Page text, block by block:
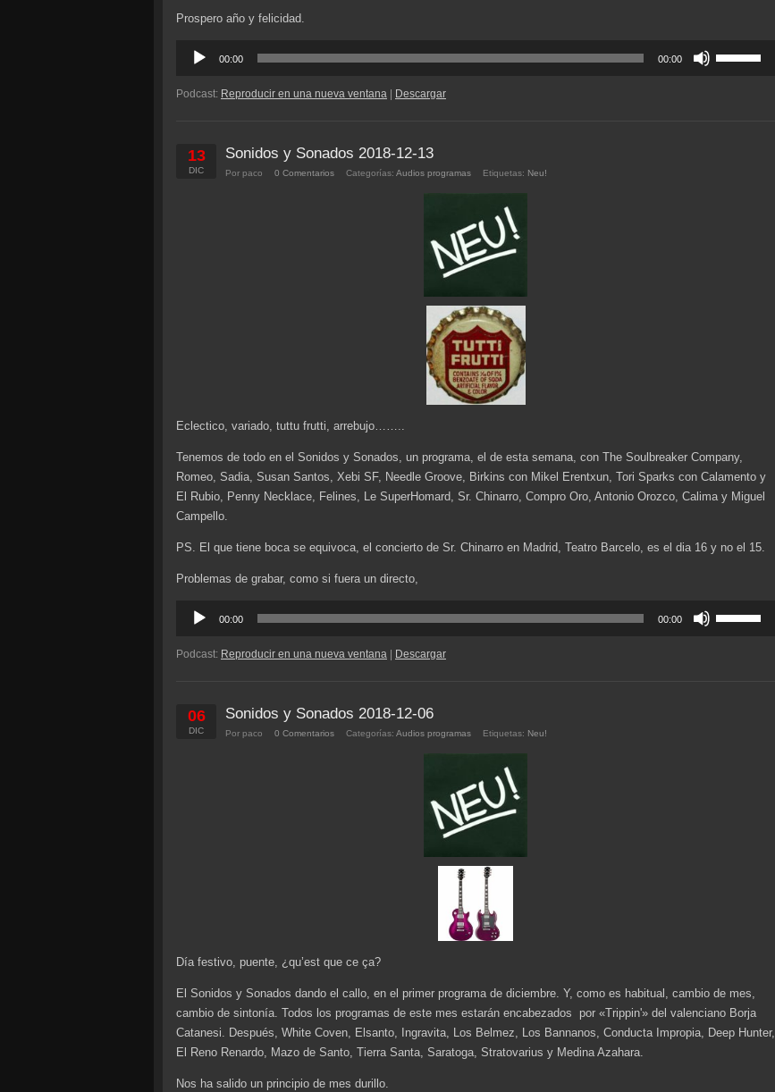
Prospero año y felicidad.
Reproductor
audio
00:00 00:00
Podcast: Reproducir en una nueva ventana | Descargar
13
DIC
Sonidos y Sonados 2018-12-13
Por paco 0 Comentarios Categorías: Audios programas Etiquetas: Neu!
Eclectico, variado, tuttu frutti, arrebujo……..
Tenemos de todo en el Sonidos y Sonados, un programa, el de esta semana, con The Soulbreaker Company,
Romeo, Sadia, Susan Santos, Xebi SF, Needle Groove, Birkins con Mikel Erentxun, Tori Sparks con Calamento y
El Rubio, Penny Necklace, Felines, Le SuperHomard, Sr. Chinarro, Compro Oro, Antonio Orozco, Calima y Miguel
Campello.
PS. El que tiene boca se equivoca, el concierto de Sr. Chinarro en Madrid, Teatro Barcelo, es el dia 16 y no el 15.
Problemas de grabar, como si fuera un directo,
Reproductor
audio
00:00 00:00
Podcast: Reproducir en una nueva ventana | Descargar
06
DIC
Sonidos y Sonados 2018-12-06
Por paco 0 Comentarios Categorías: Audios programas Etiquetas: Neu!
Día festivo, puente, ¿qu’est que ce ça?
El Sonidos y Sonados dando el callo, en el primer programa de diciembre. Y, como es habitual, cambio de mes,
cambio de sintonía. Todos los programas de este mes estarán encabezados por «Trippin'» del valenciano Borja
Catanesi. Después, White Coven, Elsanto, Ingravita, Los Belmez, Los Bannanos, Conducta Impropia, Deep Hunter,
El Reno Renardo, Mazo de Santo, Tierra Santa, Saratoga, Stratovarius y Medina Azahara.
Nos ha salido un principio de mes durillo.